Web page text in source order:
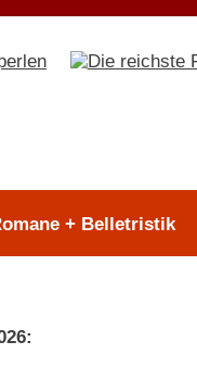
+ Belletristik